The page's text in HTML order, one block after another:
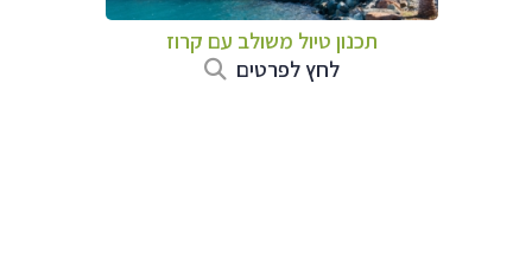
תכנון טיול משולב עם קרוז
לחץ לפרטים